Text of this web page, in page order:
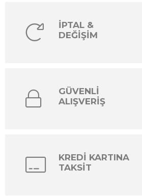
İPTAL &
DEĞİŞİM
GÜVENLİ
ALIŞVERİŞ
KREDİ KARTINA
TAKSİT